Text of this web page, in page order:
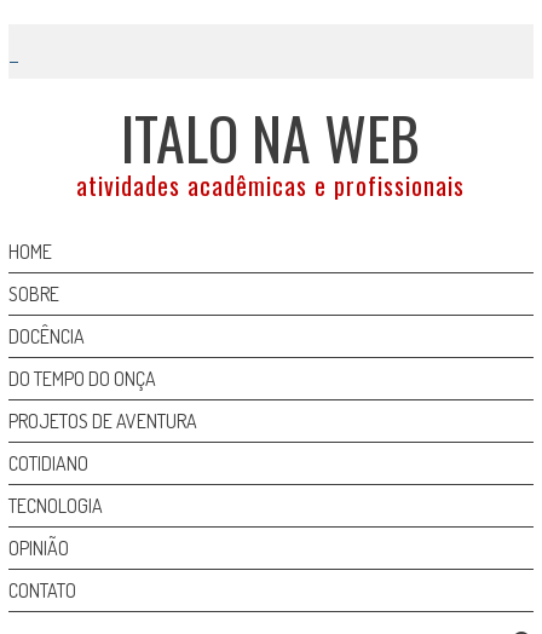
content
ITALO NA WEB
atividades acadêmicas e profissionais
HOME
SOBRE
DOCÊNCIA
DO TEMPO DO ONÇA
PROJETOS DE AVENTURA
COTIDIANO
TECNOLOGIA
OPINIÃO
CONTATO